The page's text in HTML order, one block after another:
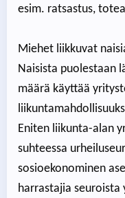
esim. ratsastus,
Miehet liikkuvat
Naisista puolestaan
määrä käyttää
Eniten liikunta-alan
suhteessa
sosioekonominen
harrastajia